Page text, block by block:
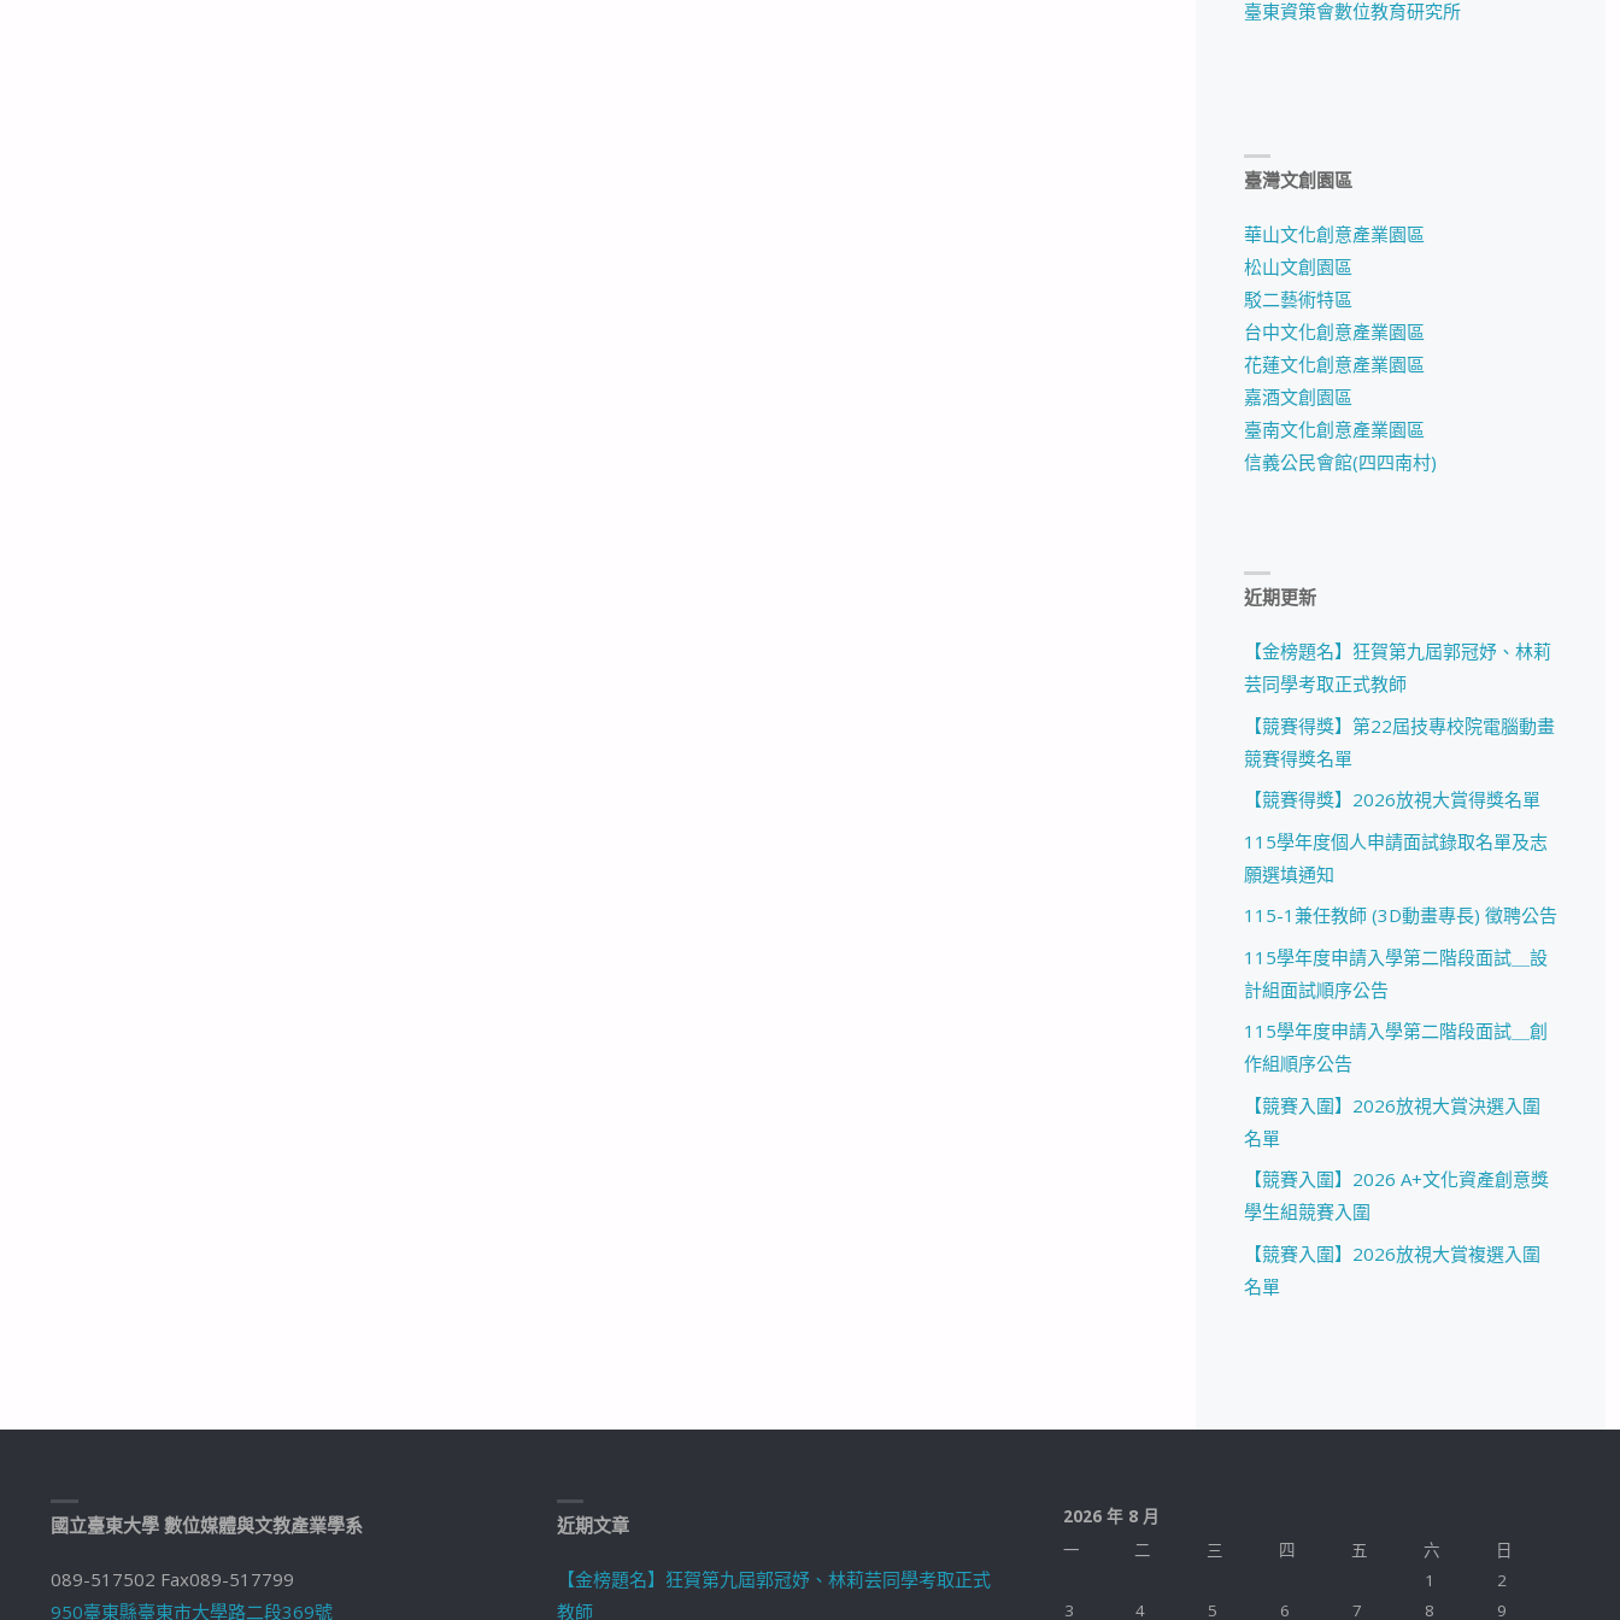
臺東資策會數位教育研究所
臺灣文創園區
華山文化創意產業園區
松山文創園區
駁二藝術特區
台中文化創意產業園區
花蓮文化創意產業園區
嘉酒文創園區
臺南文化創意產業園區
信義公民會館(四四南村)
近期更新
【金榜題名】狂賀第九屆郭冠妤、林莉
芸同學考取正式教師
【競賽得獎】第22屆技專校院電腦動畫
競賽得獎名單
【競賽得獎】2026放視大賞得獎名單
115學年度個人申請面試錄取名單及志
願選填通知
115-1兼任教師 (3D動畫專長) 徵聘公告
115學年度申請入學第二階段面試＿設
計組面試順序公告
115學年度申請入學第二階段面試＿創
作組順序公告
【競賽入圍】2026放視大賞決選入圍
名單
【競賽入圍】2026 A+文化資產創意獎
學生組競賽入圍
【競賽入圍】2026放視大賞複選入圍
名單
國立臺東大學 數位媒體與文教產業學系
089-517502 Fax089-517799
950臺東縣臺東市大學路二段369號
近期文章
【金榜題名】狂賀第九屆郭冠妤、林莉芸同學考取正式
教師
2026 年 8 月
一
二 三 四 五 六
日
1
2
3
4 5 6 7 8 9